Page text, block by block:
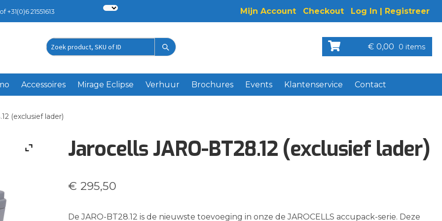
+31(0)6 21551613 Mijn Account Checkout Log In | Registreer
Zoek
€ 0,00 0 items
Accessoires Mirage Eclipse Verhuur Brochures Events Klantenservice Contact
(exclusief lader)
Jarocells JARO-BT28.12 (exclusief lader)
€ 295,50
De JARO-BT28.12 is de nieuwste toevoeging in onze de JAROCELLS accupack-serie. Deze